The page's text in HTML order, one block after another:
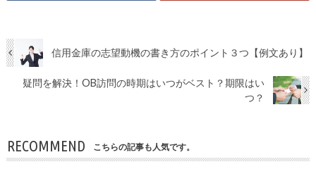
信用金庫の志望動機の書き方のポイント３つ【例文あり】
疑問を解決！OB訪問の時期はいつがベスト？期限はい
つ？
RECOMMEND こちらの記事も人気です。